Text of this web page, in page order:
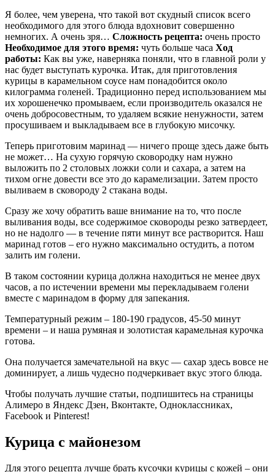
Я более, чем уверена, что такой вот скудный список всего
необходимого для этого блюда вдохновит совершенно
немногих. А очень зря… Сложность рецепта: очень просто
Необходимое для этого время: чуть больше часа Ход
работы: Как вы уже, наверняка поняли, что в главной роли у
нас будет выступать курочка. Итак, для приготовления
курицы в карамельном соусе нам понадобится около
килограмма голеней. Традиционно перед использованием мы
их хорошенечко промываем, если производитель оказался не
очень добросовестным, то удаляем всякие ненужности, затем
просушиваем и выкладываем все в глубокую мисочку.
Теперь приготовим маринад — ничего проще здесь даже быть
не может… На сухую горячую сковородку нам нужно
выложить по 2 столовых ложки соли и сахара, а затем на
тихом огне довести все это до карамелизации. Затем просто
выливаем в сковороду 2 стакана воды.
Сразу же хочу обратить ваше внимание на то, что после
выливания воды, все содержимое сковороды резко затвердеет,
но не надолго — в течение пяти минут все растворится. Наш
маринад готов – его нужно максимально остудить, а потом
залить им голени.
В таком состоянии курица должна находиться не менее двух
часов, а по истечении времени мы перекладываем голени
вместе с маринадом в форму для запекания.
Температурный режим – 180-190 градусов, 45-50 минут
времени – и наша румяная и золотистая карамельная курочка
готова.
Она получается замечательной на вкус — сахар здесь вовсе не
доминирует, а лишь чудесно подчеркивает вкус этого блюда.
Чтобы получать лучшие статьи, подпишитесь на страницы
Алимеро в Яндекс Дзен, Вконтакте, Одноклассниках,
Facebook и Pinterest!
Курица с майонезом
Для этого рецепта лучше брать кусочки курицы с кожей – они